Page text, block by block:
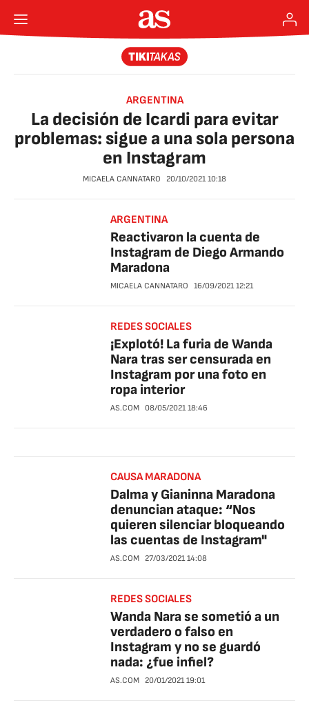
ARGENTINA
La decisión de Icardi para evitar
problemas: sigue a una sola persona
en Instagram
MICAELA CANNATARO 20/10/2021 10:18
ARGENTINA
Reactivaron la cuenta de
Instagram de Diego Armando
Maradona
MICAELA CANNATARO 16/09/2021 12:21
REDES SOCIALES
¡Explotó! La furia de Wanda
Nara tras ser censurada en
Instagram por una foto en
ropa interior
AS.COM 08/05/2021 18:46
CAUSA MARADONA
Dalma y Gianinna Maradona
denuncian ataque: “Nos
quieren silenciar bloqueando
las cuentas de Instagram"
AS.COM 27/03/2021 14:08
REDES SOCIALES
Wanda Nara se sometió a un
verdadero o falso en
Instagram y no se guardó
nada: ¿fue infiel?
AS.COM 20/01/2021 19:01